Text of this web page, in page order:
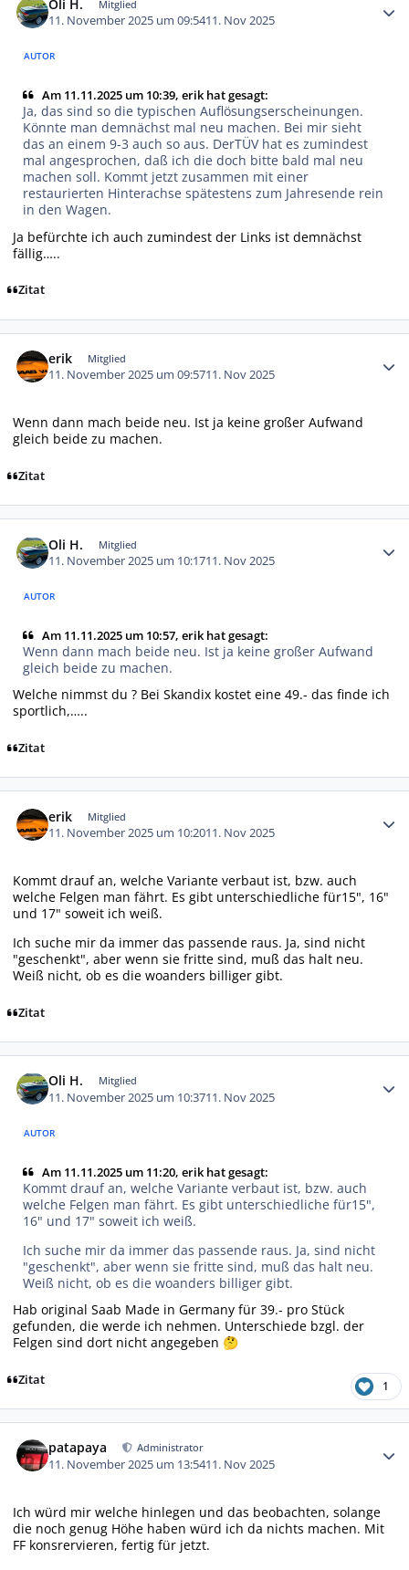
Oli H. Mitglied
11. November 2025 um 09:5411. Nov 2025
AUTOR
Am 11.11.2025 um 10:39, erik hat gesagt:
Ja, das sind so die typischen Auflösungserscheinungen.
Könnte man demnächst mal neu machen. Bei mir sieht
das an einem 9-3 auch so aus. DerTÜV hat es zumindest
mal angesprochen, daß ich die doch bitte bald mal neu
machen soll. Kommt jetzt zusammen mit einer
restaurierten Hinterachse spätestens zum Jahresende rein
in den Wagen.
Ja befürchte ich auch zumindest der Links ist demnächst
fällig…..
Zitat
erik Mitglied
11. November 2025 um 09:5711. Nov 2025
Wenn dann mach beide neu. Ist ja keine großer Aufwand
gleich beide zu machen.
Zitat
Oli H. Mitglied
11. November 2025 um 10:1711. Nov 2025
AUTOR
Am 11.11.2025 um 10:57, erik hat gesagt:
Wenn dann mach beide neu. Ist ja keine großer Aufwand
gleich beide zu machen.
Welche nimmst du ? Bei Skandix kostet eine 49.- das finde ich
sportlich,…..
Zitat
erik Mitglied
11. November 2025 um 10:2011. Nov 2025
Kommt drauf an, welche Variante verbaut ist, bzw. auch
welche Felgen man fährt. Es gibt unterschiedliche für15", 16"
und 17" soweit ich weiß.
Ich suche mir da immer das passende raus. Ja, sind nicht
"geschenkt", aber wenn sie fritte sind, muß das halt neu.
Weiß nicht, ob es die woanders billiger gibt.
Zitat
Oli H. Mitglied
11. November 2025 um 10:3711. Nov 2025
AUTOR
Am 11.11.2025 um 11:20, erik hat gesagt:
Kommt drauf an, welche Variante verbaut ist, bzw. auch
welche Felgen man fährt. Es gibt unterschiedliche für15",
16" und 17" soweit ich weiß.
Ich suche mir da immer das passende raus. Ja, sind nicht
"geschenkt", aber wenn sie fritte sind, muß das halt neu.
Weiß nicht, ob es die woanders billiger gibt.
Hab original Saab Made in Germany für 39.- pro Stück
gefunden, die werde ich nehmen. Unterschiede bzgl. der
Felgen sind dort nicht angegeben 🤔
Zitat 1
patapaya Administrator
11. November 2025 um 13:5411. Nov 2025
Ich würd mir welche hinlegen und das beobachten, solange
die noch genug Höhe haben würd ich da nichts machen. Mit
FF konsrervieren, fertig für jetzt.